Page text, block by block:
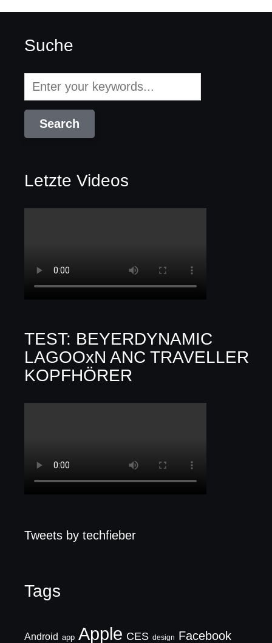
Suche
Letzte Videos
TEST: BEYERDYNAMIC
LAGOOxN ANC TRAVELLER
KOPFHÖRER
Tweets by techfieber
Tags
Android app Apple CES design Facebook